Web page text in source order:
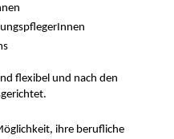
flexibel und nach den
ihre berufliche